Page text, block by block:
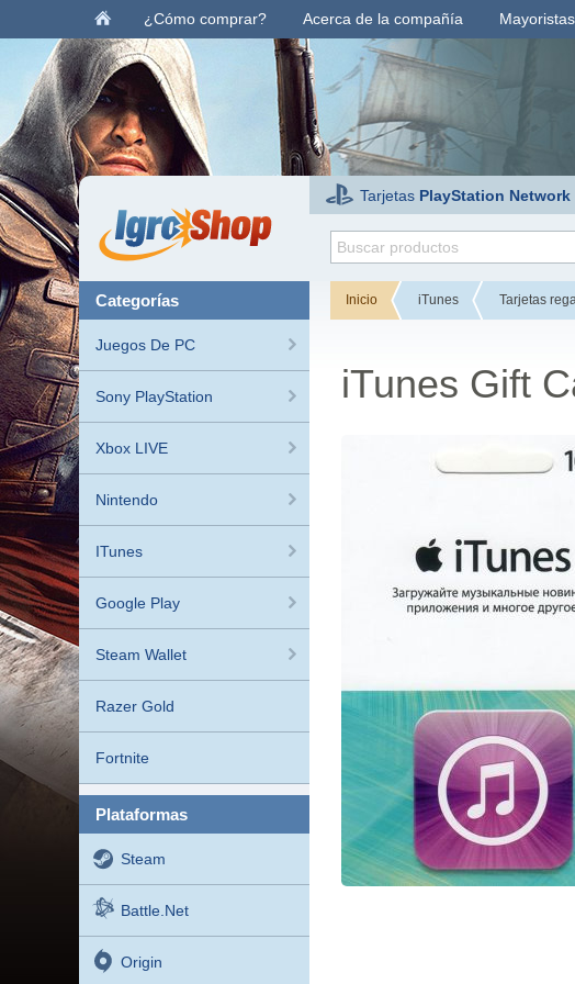
¿Cómo comprar? Acerca de la compañía Mayoristas
Tarjetas PlayStation Network
categorías
Juegos De PC
Sony PlayStation
Xbox LIVE
Nintendo
ITunes
Google Play
Steam Wallet
Razer Gold
Fortnite
plataformas
Steam
Battle.net
Origin
Inicio iTunes Tarjetas
iTunes Gift